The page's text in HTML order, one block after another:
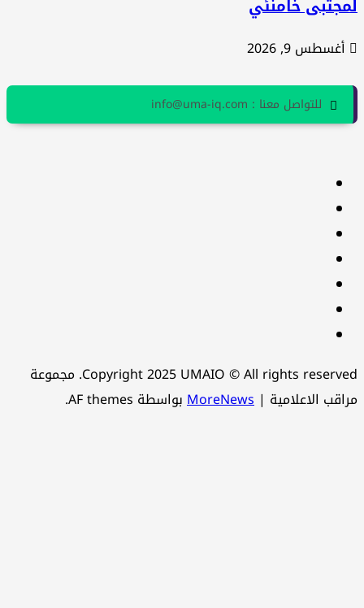
خامنئي
أغسطس 9, 2026
للتواصل معنا : info@uma-iq.com
facebook
Twitter
youtube
Linkedin
instagram
snapchat
Telegram
Copyright 2025 UMAIO © All rights reserved. مجموعة
الاعلامية|
MoreNewsبواسطة AF themes.